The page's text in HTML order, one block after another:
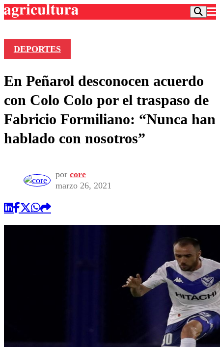
Frecuencias
Agricultura TV
Deportes
Colo Colo
Motor
Torneo Internacional
Torneo Nacional
Entretención
Internacional
Nacional
Vida Social
Programas
Comercial
DEPORTES
En Peñarol desconocen acuerdo
con Colo Colo por el traspaso de
Fabricio Formiliano: “Nunca han
hablado con nosotros”
por core
marzo 26, 2021